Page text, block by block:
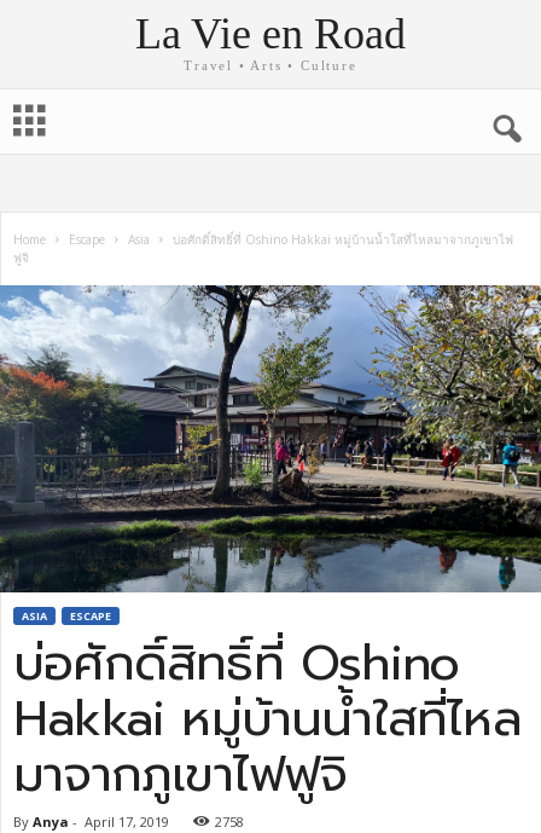
La Vie en Road
Travel • Arts • Culture
Home Escape Asia
บ่อศักดิ์สิทธิ์ที่ Oshino Hakkai หมู่บ้านน้ำใสที่ไหลมาจากภูเขาไฟ
ฟูจิ
ASIA ESCAPE
บ่อศักดิ์สิทธิ์ที่ Oshino
Hakkai หมู่บ้านน้ำใสที่ไหล
มาจากภูเขาไฟฟูจิ
By Anya - April 17, 2019 2758